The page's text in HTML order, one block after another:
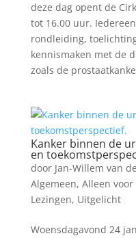
deze dag opent de
tot 16.00 uur.
rondleiding,
kennismaken met de
zoals de
Kanker binnen de
en
door Jan-Willem van
Algemeen, Alleen
Lezingen, Uitgelicht
Woensdagavond 24